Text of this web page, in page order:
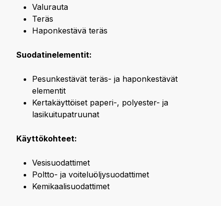
Valurauta
Teräs
Haponkestävä teräs
Suodatinelementit:
Pesunkestävät teräs- ja haponkestävät
elementit
Kertakäyttöiset paperi-, polyester- ja
lasikuitupatruunat
Käyttökohteet:
Vesisuodattimet
Poltto- ja voiteluöljysuodattimet
Kemikaalisuodattimet